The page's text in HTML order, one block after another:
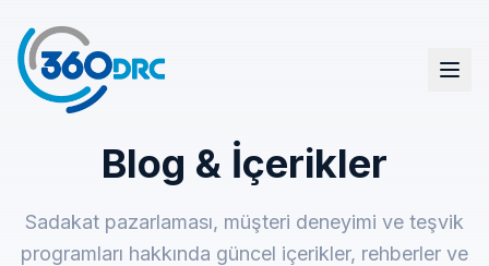
Sadakat & Teşvik Çözümleri
Platform
Blog & İçerikler
Sadakat pazarlaması, müşteri deneyimi ve teşvik
programları hakkında güncel içerikler, rehberler ve